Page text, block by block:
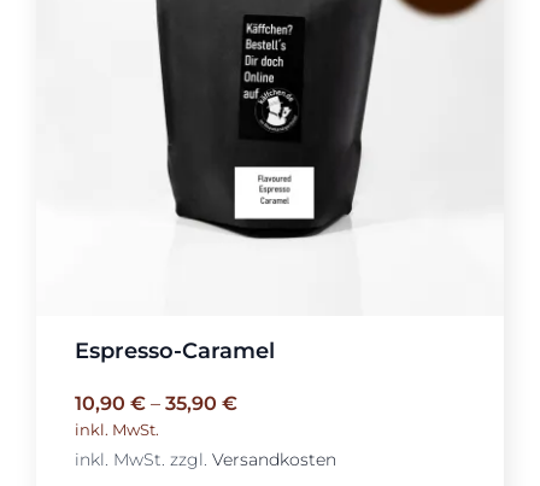
Espresso-Caramel
10,90 €– 35,90 €
inkl. MwSt.
inkl. MwSt. zzgl. Versandkosten